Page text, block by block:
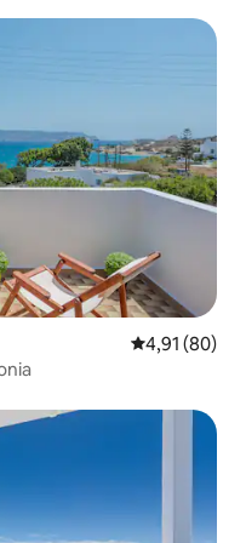
Gemiddelde
4,91 (80)